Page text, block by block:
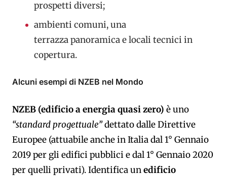
prospetti diversi;
ambienti comuni, una
terrazza panoramica e locali tecnici in
copertura.
Alcuni esempi di NZEB nel Mondo
NZEB (edificio a energia quasi zero) è uno
“standard progettuale”dettato dalle Direttive
Europee (attuabile anche in Italia dal 1° Gennaio
2019 per gli edifici pubblici e dal 1° Gennaio 2020
per quelli privati). Identifica unedificio